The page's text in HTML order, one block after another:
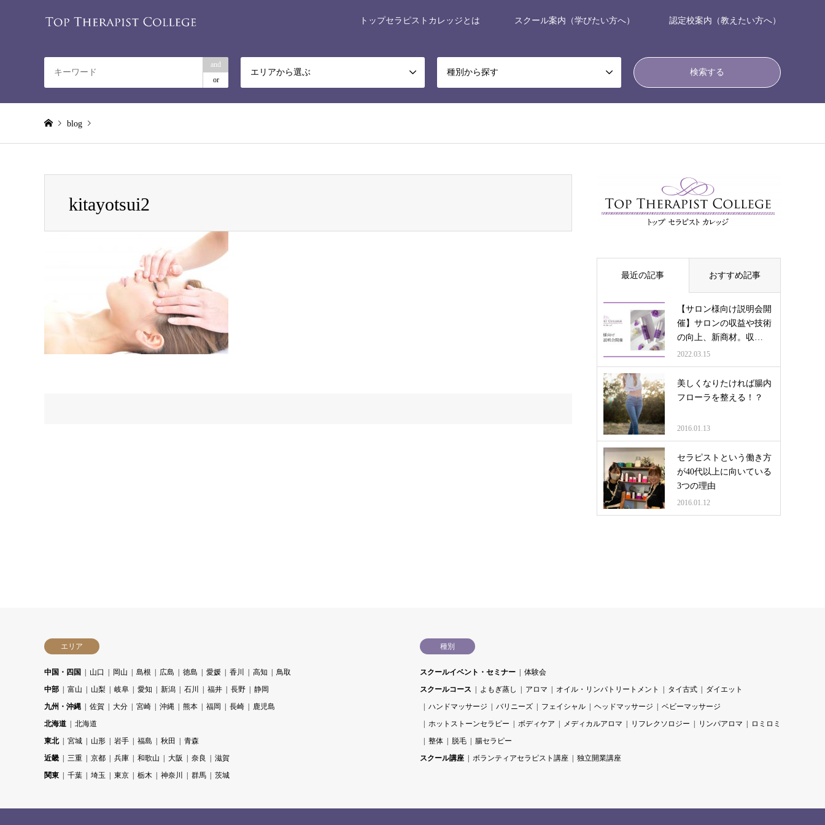
トップセラピストカレッジとは スクール案内（学びたい方へ） 認定校案内（教えたい方へ）
and
or
エリアから選ぶ 種別から探す
blog
kitayotsui2kitayotsui2
最近の記事 おすすめ記事
【サロン様向け説明会開
催】サロンの収益や技術
の向上、新商材。収…
2022.03.15
美しくなりたければ腸内
フローラを整える！？
2016.01.13
セラピストという働き方
が40代以上に向いている
3つの理由
2016.01.12
エリア
中国・四国 山口 岡山 島根 広島 徳島 愛媛 香川 高知
鳥取
中部
富山 山梨 岐阜 愛知 新潟 石川 福井 長野
静岡
九州・沖縄
佐賀 大分 宮崎 沖縄 熊本 福岡 長崎
鹿児島
北海道
北海道
東北
宮城 山形 岩手 福島 秋田
青森
近畿
三重 京都 兵庫 和歌山 大阪 奈良
滋賀
関東
千葉 埼玉 東京 栃木 神奈川 群馬 茨城
種別
スクールイベント・セミナー
体験会
スクールコース
よもぎ蒸し アロマ オイル・リンパトリートメント タイ古式
ダイエット
ハンドマッサージ
バリニーズ フェイシャル ヘッドマッサージ
ベビーマッサージ
ホットストーンセラピー
ボディケア メディカルアロマ リフレクソロジー リンパアロマ
ロミロミ
整体
脱毛
腸セラピー
スクール講座
ボランティアセラピスト講座 独立開業講座